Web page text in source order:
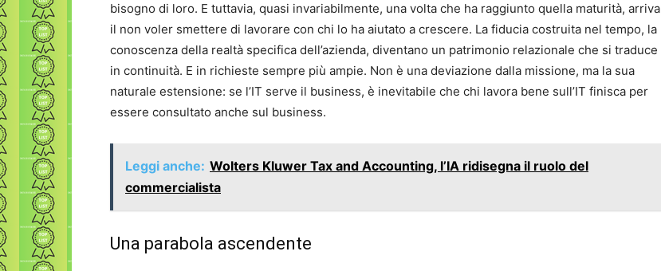
bisogno di loro. E tuttavia, quasi invariabilmente, una volta che ha raggiunto quella maturità, arriva
il non voler smettere di lavorare con chi lo ha aiutato a crescere. La fiducia costruita nel tempo, la
conoscenza della realtà specifica dell’azienda, diventano un patrimonio relazionale che si traduce
in continuità. E in richieste sempre più ampie. Non è una deviazione dalla missione, ma la sua
naturale estensione: se l’IT serve il business, è inevitabile che chi lavora bene sull’IT finisca per
essere consultato anche sul business.
Leggi anche: Wolters Kluwer Tax and Accounting, l’IA ridisegna il ruolo del
commercialista
Una parabola ascendente